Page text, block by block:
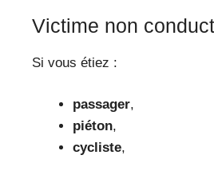
Victime non
Si vous étiez :
passager,
piéton,
cycliste,